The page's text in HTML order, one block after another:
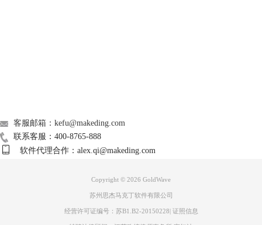
图3 试听效果
客服邮箱：kefu@makeding.com
联系客服：400-8765-888
软件代理合作：alex.qi@makeding.com
Copyright © 2026 GoldWave
苏州思杰马克丁软件有限公司
经营许可证编号：苏B1.B2-20150228| 证照信息